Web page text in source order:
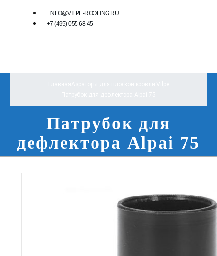
INFO@VILPE-ROOFING.RU
+7 (495) 055 68 45
Патрубок для
дефлектора Alpai 75